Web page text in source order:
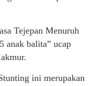
Tejepan Menuruh
anak balita” ucap
ini merupakan